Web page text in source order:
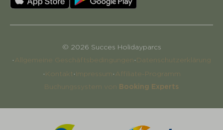
© 2026 Succes Holidayparcs
·Allgemeine Geschäftsbedingungen·Datenschutzerklärung
·Kontakt ·Impressum·Affiliate-Programm
Buchungssystem von Booking Experts